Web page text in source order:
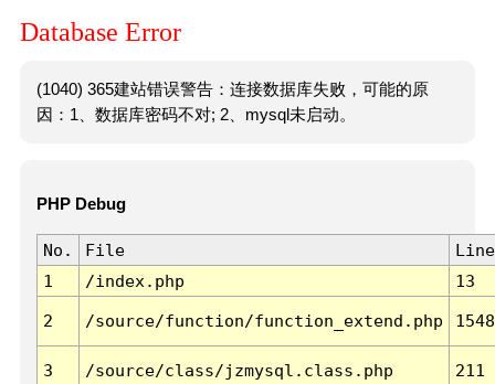
Database Error
(1040) 365建站错误警告：连接数据库失败，可能的原
因：1、数据库密码不对; 2、mysql未启动。
PHP Debug
No. File
Line
1
/index.php 13
2 /source/function/function_extend.php 1548
3 /source/class/jzmysql.class.php 211